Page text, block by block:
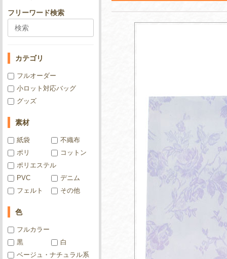
フリーワード検索
カテゴリ
フルオーダー
小ロット対応バッグ
グッズ
素材
紙袋
不織布
ポリ
コットン
ポリエステル
PVC
デニム
フェルト
その他
色
フルカラー
黒
白
ベージュ・ナチュラル系